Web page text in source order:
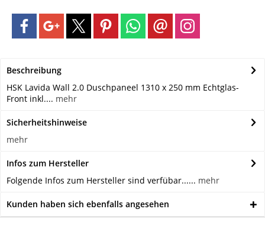
Beschreibung
HSK Lavida Wall 2.0 Duschpaneel 1310 x 250 mm Echtglas-
Front inkl.... mehr
Sicherheitshinweise
mehr
Infos zum Hersteller
Folgende Infos zum Hersteller sind verfübar...... mehr
Kunden haben sich ebenfalls angesehen